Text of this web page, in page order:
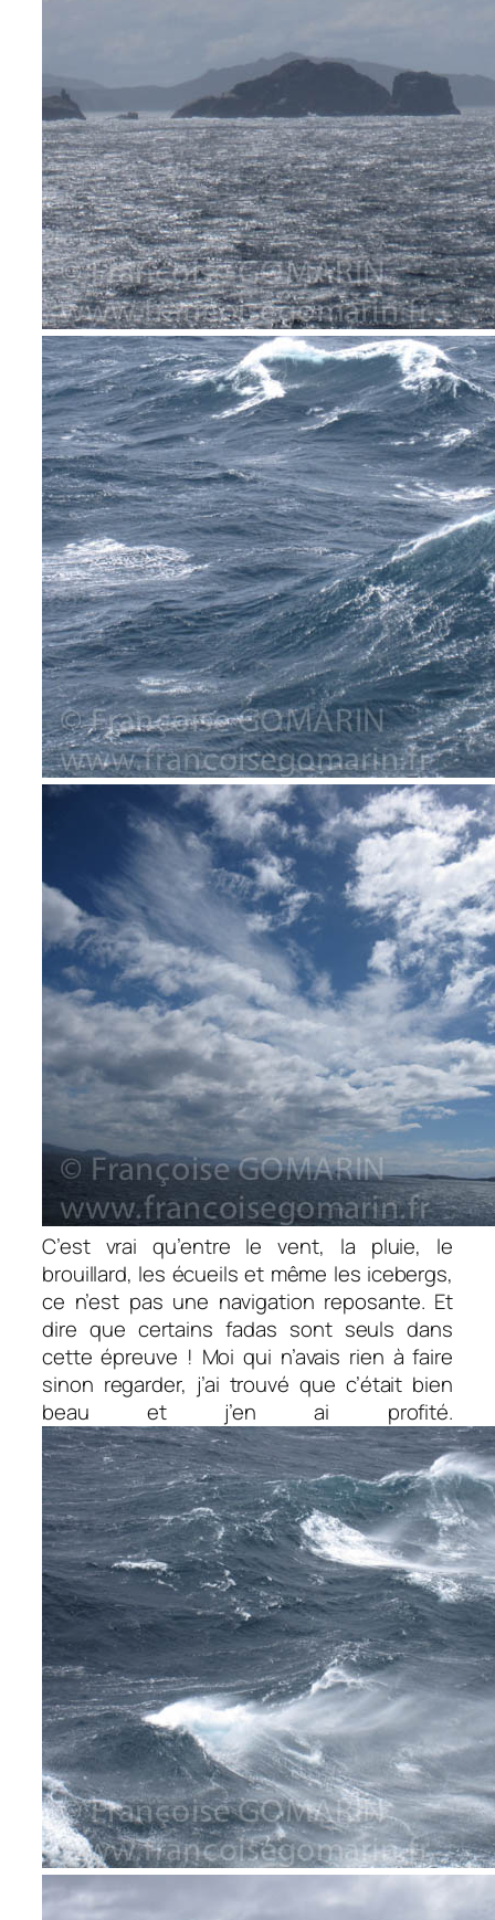
C’est vrai qu’entre le vent, la pluie, le
brouillard, les écueils et même les icebergs,
ce n’est pas une navigation reposante. Et
dire que certains fadas sont seuls dans
cette épreuve ! Moi qui n’avais rien à faire
sinon regarder, j’ai trouvé que c’était bien
beau et j’en ai profité.